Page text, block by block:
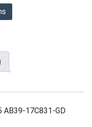
AB39-17C831-GD